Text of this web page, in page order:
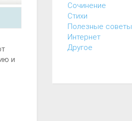
и
Cочинение
Cтихи
Полезные советы
Интернет
Другое